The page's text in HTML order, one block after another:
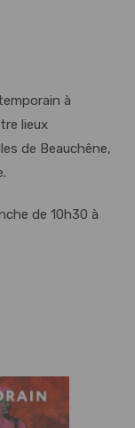
à
lieux
de Beauchêne,
de 10h30 à